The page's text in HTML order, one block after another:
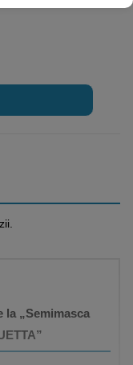
la „Semimasca